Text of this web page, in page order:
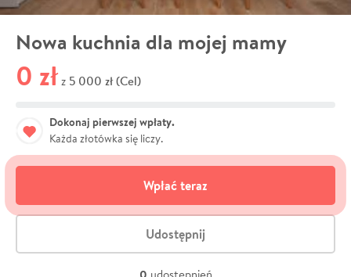
Nowa kuchnia dla mojej mamy
0 zł z 5 000 zł (Cel)
Dokonaj pierwszej wpłaty.
Każda złotówka się liczy.
Wpłać teraz
Udostępnij